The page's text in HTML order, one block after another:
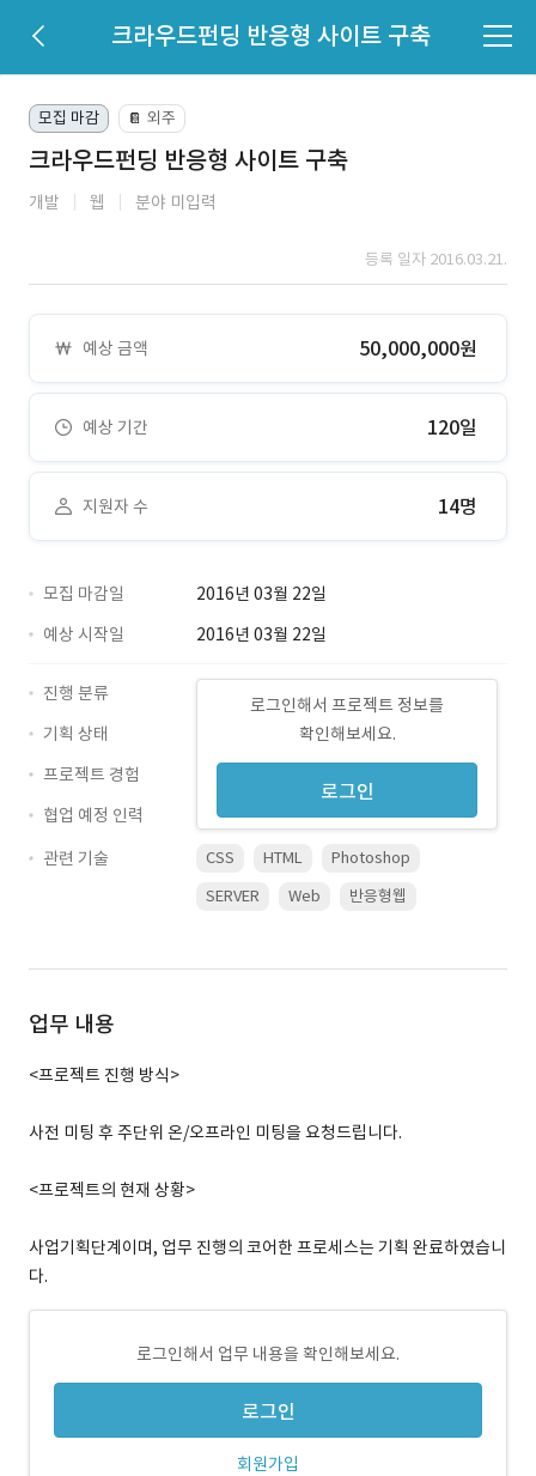
크라우드펀딩 반응형 사이트 구축
모집 마감 📔 외주
크라우드펀딩 반응형 사이트 구축
개발 웹 분야 미입력
등록 일자 2016.03.21.
예상 금액 50,000,000원
예상 기간 120일
지원자 수 14명
모집 마감일
2016년 03월 22일
예상 시작일
2016년 03월 22일
로그인해서 프로젝트 정보를
확인해보세요.
로그인
진행 분류
기획 상태
프로젝트 경험
협업 예정 인력
관련 기술
CSS HTML
Photoshop
SERVER
Web 반응형웹
업무 내용
<프로젝트 진행 방식>
사전 미팅 후 주단위 온/오프라인 미팅을 요청드립니다.
<프로젝트의 현재 상황>
사업기획단계이며, 업무 진행의 코어한 프로세스는 기획 완료하였습니
다.
로그인해서 업무 내용을 확인해보세요.
로그인
회원가입